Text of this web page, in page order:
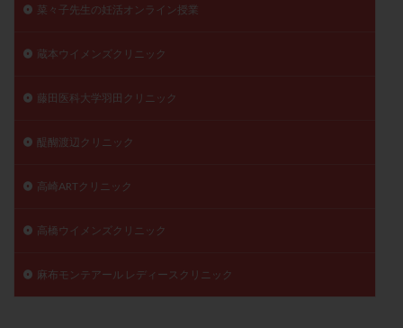
菜々子先生の妊活オンライン授業
蔵本ウイメンズクリニック
藤田医科大学羽田クリニック
醍醐渡辺クリニック
高崎ARTクリニック
高橋ウイメンズクリニック
麻布モンテアール レディースクリニック